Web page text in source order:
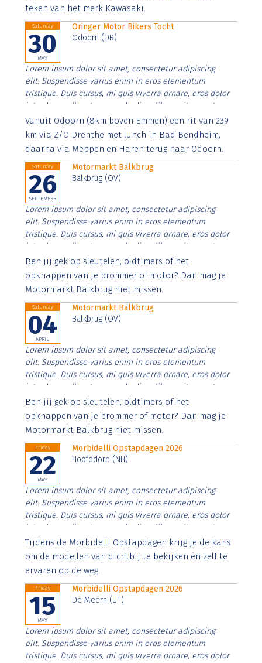
teken van het merk Kawasaki.
Saturday
30
MAY
Oringer Motor Bikers Tocht
Odoorn (DR)
Lorem ipsum dolor sit amet, consectetur adipiscing
elit. Suspendisse varius enim in eros elementum
tristique. Duis cursus, mi quis viverra ornare, eros dolor
interdum nulla, ut commodo diam libero vitae erat.
Aenean faucibus nibh et justo cursus id rutrum lorem
imperdiet. Nunc ut sem vitae risus tristique posuere.
Vanuit Odoorn (8km boven Emmen) een rit van 239
km via Z/O Drenthe met lunch in Bad Bendheim,
daarna via Meppen en Haren terug naar Odoorn.
Saturday
26
SEPTEMBER
Motormarkt Balkbrug
Balkbrug (OV)
Lorem ipsum dolor sit amet, consectetur adipiscing
elit. Suspendisse varius enim in eros elementum
tristique. Duis cursus, mi quis viverra ornare, eros dolor
interdum nulla, ut commodo diam libero vitae erat.
Aenean faucibus nibh et justo cursus id rutrum lorem
imperdiet. Nunc ut sem vitae risus tristique posuere.
Ben jij gek op sleutelen, oldtimers of het
opknappen van je brommer of motor? Dan mag je
Motormarkt Balkbrug niet missen.
Saturday
04
APRIL
Motormarkt Balkbrug
Balkbrug (OV)
Lorem ipsum dolor sit amet, consectetur adipiscing
elit. Suspendisse varius enim in eros elementum
tristique. Duis cursus, mi quis viverra ornare, eros dolor
interdum nulla, ut commodo diam libero vitae erat.
Aenean faucibus nibh et justo cursus id rutrum lorem
imperdiet. Nunc ut sem vitae risus tristique posuere.
Ben jij gek op sleutelen, oldtimers of het
opknappen van je brommer of motor? Dan mag je
Motormarkt Balkbrug niet missen.
Friday
22
MAY
Morbidelli Opstapdagen 2026
Hoofddorp (NH)
Lorem ipsum dolor sit amet, consectetur adipiscing
elit. Suspendisse varius enim in eros elementum
tristique. Duis cursus, mi quis viverra ornare, eros dolor
interdum nulla, ut commodo diam libero vitae erat.
Aenean faucibus nibh et justo cursus id rutrum lorem
imperdiet. Nunc ut sem vitae risus tristique posuere.
Tijdens de Morbidelli Opstapdagen krijg je de kans
om de modellen van dichtbij te bekijken én zelf te
ervaren op de weg.
Friday
15
MAY
Morbidelli Opstapdagen 2026
De Meern (UT)
Lorem ipsum dolor sit amet, consectetur adipiscing
elit. Suspendisse varius enim in eros elementum
tristique. Duis cursus, mi quis viverra ornare, eros dolor